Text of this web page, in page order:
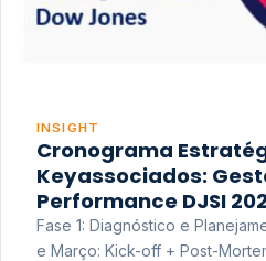
INSIGHT
Cronograma
Keyassociados:
Performance DJSI
Fase 1: Diagnóstico e
e Março: Kick-off + Post-